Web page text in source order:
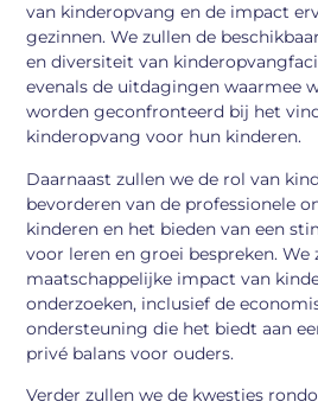
van kinderopvang en de impact
gezinnen. We zullen de
en diversiteit van
evenals de uitdagingen waarmee
worden geconfronteerd bij het
kinderopvang voor hun kinderen.
Daarnaast zullen we de rol van
bevorderen van de professionele
kinderen en het bieden van een
voor leren en groei bespreken. We
maatschappelijke impact van
onderzoeken, inclusief de
ondersteuning die het biedt aan
privé balans voor ouders.
Verder zullen we de kwesties